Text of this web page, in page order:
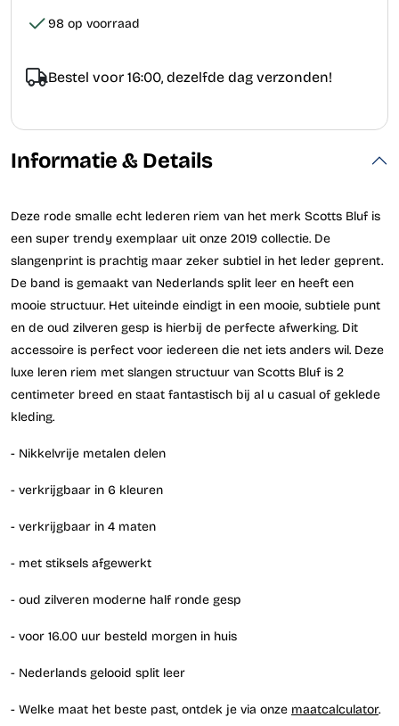
98 op voorraad
Bestel voor 16:00, dezelfde dag verzonden!
Informatie & Details
Deze rode smalle echt lederen riem van het merk Scotts Bluf is
een super trendy exemplaar uit onze 2019 collectie. De
slangenprint is prachtig maar zeker subtiel in het leder geprent.
De band is gemaakt van Nederlands split leer en heeft een
mooie structuur. Het uiteinde eindigt in een mooie, subtiele punt
en de oud zilveren gesp is hierbij de perfecte afwerking. Dit
accessoire is perfect voor iedereen die net iets anders wil. Deze
luxe leren riem met slangen structuur van Scotts Bluf is 2
centimeter breed en staat fantastisch bij al u casual of geklede
kleding.
- Nikkelvrije metalen delen
- verkrijgbaar in 6 kleuren
- verkrijgbaar in 4 maten
- met stiksels afgewerkt
- oud zilveren moderne half ronde gesp
- voor 16.00 uur besteld morgen in huis
- Nederlands gelooid split leer
- Welke maat het beste past, ontdek je via onze maatcalculator.